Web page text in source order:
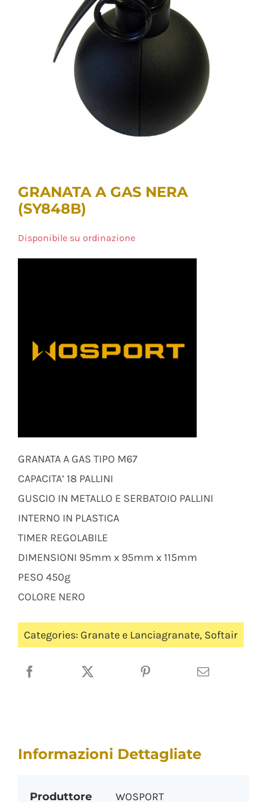
GRANATA A GAS NERA
(SY848B)
Disponibile su ordinazione
GRANATA A GAS TIPO M67
CAPACITA’ 18 PALLINI
GUSCIO IN METALLO E SERBATOIO PALLINI
INTERNO IN PLASTICA
TIMER REGOLABILE
DIMENSIONI 95mm x 95mm x 115mm
PESO 450g
COLORE NERO
Categories: Granate e Lanciagranate, Softair
Informazioni Dettagliate
Produttore WOSPORT